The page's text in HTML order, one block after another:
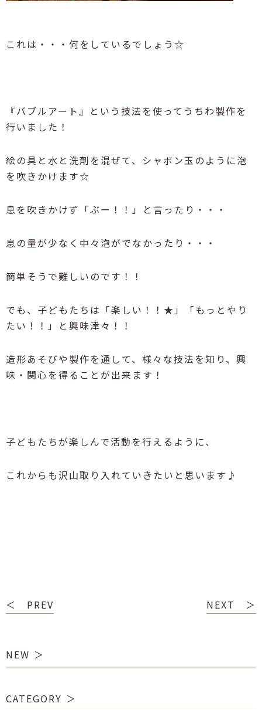
これは・・・何をしているでしょう☆
『バブルアート』という技法を使ってうちわ製作を
行いました！
絵の具と水と洗剤を混ぜて、シャボン玉のように泡
を吹きかけます☆
息を吹きかけず「ぶー！！」と言ったり・・・
息の量が少なく中々泡がでなかったり・・・
簡単そうで難しいのです！！
でも、子どもたちは「楽しい！！★」「もっとやり
たい！！」と興味津々！！
造形あそびや製作を通して、様々な技法を知り、興
味・関心を得ることが出来ます！
子どもたちが楽しんで活動を行えるように、
これからも沢山取り入れていきたいと思います♪
＜ PREV NEXT ＞
NEW
CATEGORY